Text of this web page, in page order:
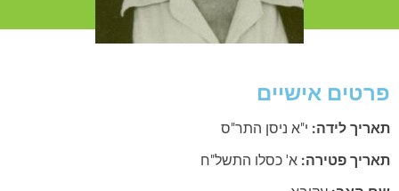
אישיים
לידה:י"א ניסן התר"ס
פטירה:א' כסלו התשל"ח